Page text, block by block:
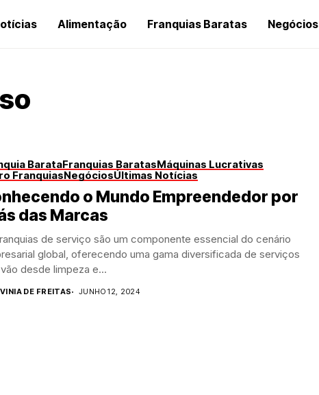
Alimentação Franquias Baratas Negócios
BarataFranquias BaratasMáquinas Lucrativas
FranquiasNegóciosÚltimas Notícias
o Mundo Empreendedor por
das Marcas
de serviço são um componente essencial do cenário
global, oferecendo uma gama diversificada de serviços
desde limpeza e...
DE FREITAS JUNHO 12, 2024